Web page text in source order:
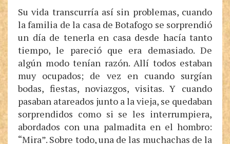
Su vida transcurría así sin problemas, cuando
la familia de la casa de Botafogo se sorprendió
un día de tenerla en casa desde hacía tanto
tiempo, le pareció que era demasiado. De
algún modo tenían razón. Allí todos estaban
muy ocupados; de vez en cuando surgían
bodas, fiestas, noviazgos, visitas. Y cuando
pasaban atareados junto a la vieja, se quedaban
sorprendidos como si se les interrumpiera,
abordados con una palmadita en el hombro:
“Mira”. Sobre todo, una de las muchachas de la